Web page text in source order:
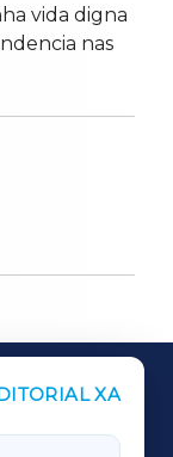
vida digna
nas
XA